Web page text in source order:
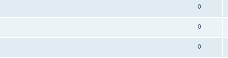
0
0
0